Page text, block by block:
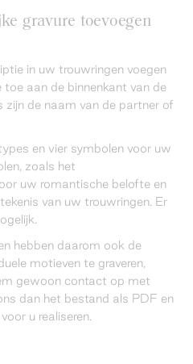
gravure toevoegen
in uw trouwringen voegen
toe aan de binnenkant van de
zijn de naam van de partner of
en vier symbolen voor uw
zoals het
uw romantische belofte en
van uw trouwringen. Er
hebben daarom ook de
motieven te graveren,
gewoon contact op met
dan het bestand als PDF en
u realiseren.